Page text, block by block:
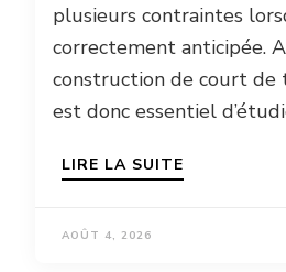
plusieurs contraintes
correctement anticipée.
construction de court de
est donc essentiel
LIRE LA SUITE
AOÛT 4, 2026